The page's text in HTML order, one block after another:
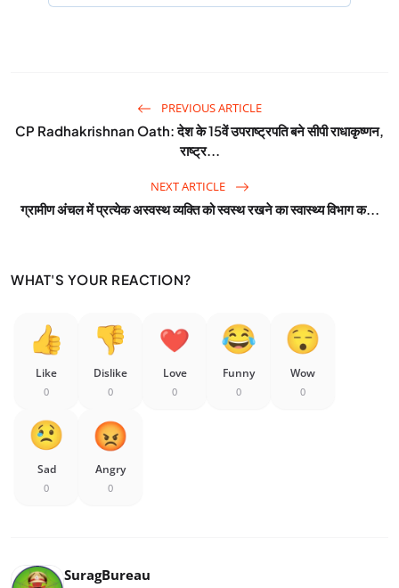
PREVIOUS ARTICLE
CP Radhakrishnan Oath: देश के 15वें उपराष्ट्रपति बने सीपी राधाकृष्णन,
राष्ट्र...
NEXT ARTICLE
ग्रामीण अंचल में प्रत्येक अस्वस्थ व्यक्ति को स्वस्थ रखने का स्वास्थ्य विभाग क...
WHAT'S YOUR REACTION?
Like
0
Dislike
0
Love
0
Funny
0
Wow
0
Sad
0
Angry
0
SuragBureau